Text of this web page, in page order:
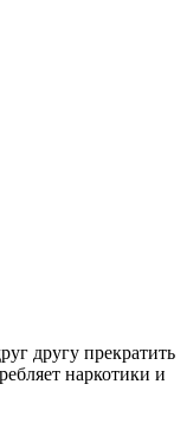
другу прекратить
наркотики и